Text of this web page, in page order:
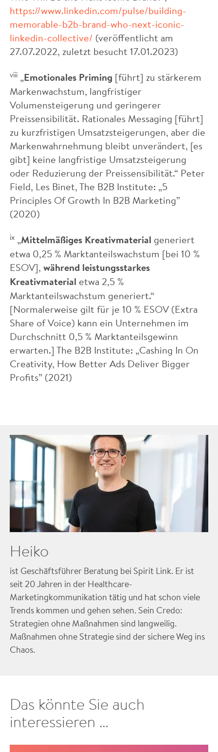
https://www.linkedin.com/pulse/building-
memorable-b2b-brand-who-next-iconic-
linkedin-collective/ (veröffentlicht am
27.07.2022, zuletzt besucht 17.01.2023)
viii „Emotionales Priming [führt] zu stärkerem
Markenwachstum, langfristiger
Volumensteigerung und geringerer
Preissensibilität. Rationales Messaging [führt]
zu kurzfristigen Umsatzsteigerungen, aber die
Markenwahrnehmung bleibt unverändert, [es
gibt] keine langfristige Umsatzsteigerung
oder Reduzierung der Preissensibilität.“ Peter
Field, Les Binet, The B2B Institute: „5
Principles Of Growth In B2B Marketing”
(2020)
ix „Mittelmäßiges Kreativmaterial generiert
etwa 0,25 % Marktanteilswachstum [bei 10 %
ESOV], während leistungsstarkes
Kreativmaterial etwa 2,5 %
Marktanteilswachstum generiert.“
[Normalerweise gilt für je 10 % ESOV (Extra
Share of Voice) kann ein Unternehmen im
Durchschnitt 0,5 % Marktanteilsgewinn
erwarten.] The B2B Institute: „Cashing In On
Creativity, How Better Ads Deliver Bigger
Profits” (2021)
Heiko
ist Geschäftsführer Beratung bei Spirit Link. Er ist
seit 20 Jahren in der Healthcare-
Marketingkommunikation tätig und hat schon viele
Trends kommen und gehen sehen. Sein Credo:
Strategien ohne Maßnahmen sind langweilig.
Maßnahmen ohne Strategie sind der sichere Weg ins
Chaos.
Das könnte Sie auch
interessieren …